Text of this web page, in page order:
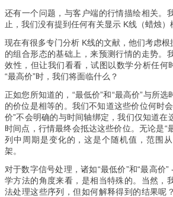
还有一个问题，与客户端的行情描绘相关。
止，我们没有提到任何有关显示 K线（蜡烛）
现在有很多专门分析 K线的文献，他们考虑
的组合形态的基础上，来预测行情的走势。
效性，但让我们看看，试图以数学分析任何
“最高价”时，我们将面临什么？
正如您所知道的，“最低价”和“最高价”与所
的价位是相等的。我们不知道这些价位何时
价”不会明确的与时间轴绑定，我们仅知道在
时间点，行情最终会抵达这些价位。无论是“
列中周期是变化的，这是个随机值，范围
架。
对于数字信号处理，诸如“最低价”和“最高价
学方法的角度来看，是相当特殊的。当然，
法处理这些序列，但如何解释得到的结果呢